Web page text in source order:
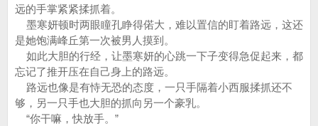
远的手掌紧紧揉抓着。
墨寒妍顿时两眼瞳孔睁得偌大，难以置信的盯着路远，这还
是她饱满峰丘第一次被男人摸到。
如此大胆的行经，让墨寒妍的心跳一下子变得急促起来，都
忘记了推开压在自己身上的路远。
路远也像是有恃无恐的态度，一只手隔着小西服揉抓还不
够，另一只手也大胆的抓向另一个豪乳。
“你干嘛，快放手。”